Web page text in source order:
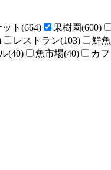
ト(664) 果樹園(600)
レストラン(103) 鮮
(40) 魚市場(40) カ